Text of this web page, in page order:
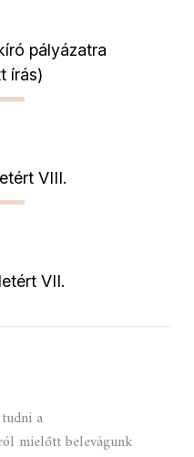
pályázatra
írás)
VIII.
VII.
a
mielőtt belevágunk